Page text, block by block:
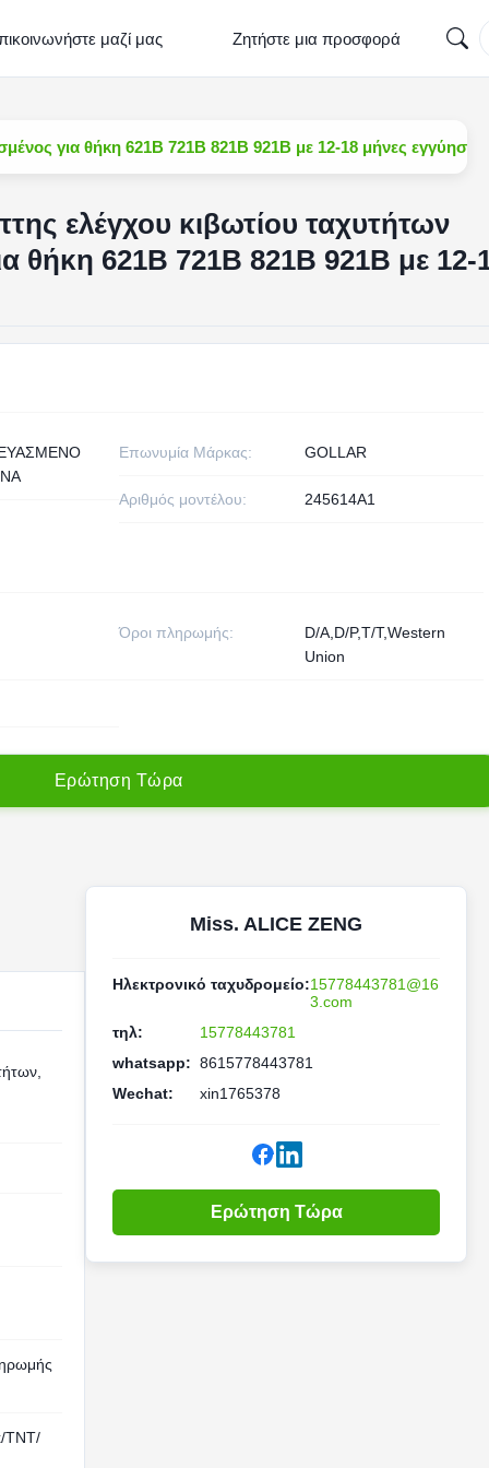
μαζί μας Ζητήστε μια προσφορά
για θήκη 621B 721B 821B 921B με 12-18 μήνες εγγύηση
ελέγχου κιβωτίου ταχυτήτων
θήκη 621B 721B 821B 921B με 12-
Επωνυμία Μάρκας: GOLLAR
Αριθμός μοντέλου: 245614A1
Όροι πληρωμής:
D/A,D/P,T/T,Western
Union
Ερώτηση Τώρα
TNT/
Miss. ALICE ZENG
Ηλεκτρονικό ταχυδρομείο:15778443781@16
3.com
τηλ:
15778443781
whatsapp: 8615778443781
Wechat:
xin1765378
Ερώτηση Τώρα